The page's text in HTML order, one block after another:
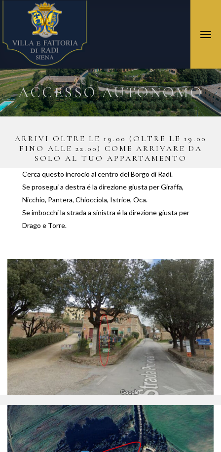
ACCESSO AUTONOMO
ARRIVI OLTRE LE 19.00 (OLTRE LE 19.00
FINO ALLE 22.00) COME ARRIVARE DA
SOLO AL TUO APPARTAMENTO
Cerca questo incrocio al centro del Borgo di Radi.
Se prosegui a destra é la direzione giusta per Giraffa,
Nicchio, Pantera, Chiocciola, Istrice, Oca.
Se imbocchi la strada a sinistra é la direzione giusta per
Drago e Torre.